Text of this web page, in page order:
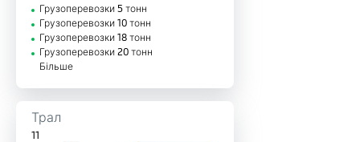
Грузоперевозки 5 тонн
Грузоперевозки 10 тонн
Грузоперевозки 18 тонн
Грузоперевозки 20 тонн
Більше
Трал
11